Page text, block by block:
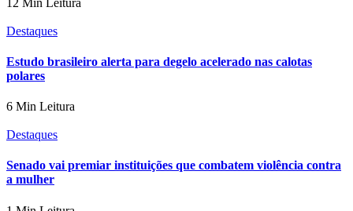
Destaques
Estudo brasileiro alerta para degelo acelerado nas calotas
polares
6 Min Leitura
Destaques
Senado vai premiar instituições que combatem violência contra
a mulher